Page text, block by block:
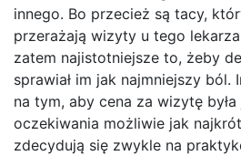
innego. Bo przecież są tacy,
przerażają wizyty u tego
zatem najistotniejsze to, żeby
sprawiał im jak najmniejszy ból.
na tym, aby cena za wizytę
oczekiwania możliwie jak
zdecydują się zwykle na